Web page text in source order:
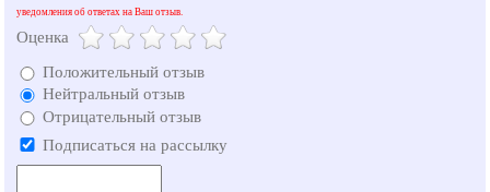
уведомления об ответах на Ваш отзыв.
Оценка
Положительный отзыв
Нейтральный отзыв
Отрицательный отзыв
Подписаться на рассылку